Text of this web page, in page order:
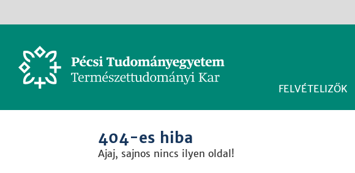
FELVÉTELIZŐK
404-es hiba
Ajaj, sajnos nincs ilyen oldal!